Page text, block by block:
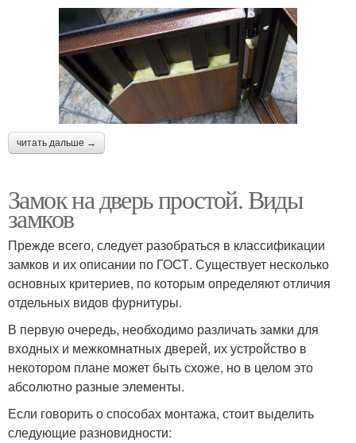
читать дальше →
Замок на дверь простой. Виды
замков
Прежде всего, следует разобраться в классификации
замков и их описании по ГОСТ. Существует несколько
основных критериев, по которым определяют отличия
отдельных видов фурнитуры.
В первую очередь, необходимо различать замки для
входных и межкомнатных дверей, их устройство в
некотором плане может быть схоже, но в целом это
абсолютно разные элементы.
Если говорить о способах монтажа, стоит выделить
следующие разновидности: